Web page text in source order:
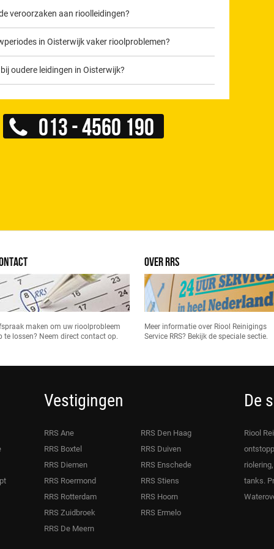
veroorzaken aan rioolleidingen?
in Oisterwijk vaker rioolproblemen?
oudere leidingen in Oisterwijk?
013 - 4560 190
maken om uw rioolprobleem
te lossen? Neem direct contact op.
OVER RRS
Meer informatie over Riool Reinigings
Service RRS? Bekijk de speciale sectie.
Vestigingen
RRS Ane
RRS Boxtel
RRS Diemen
RRS Roermond
RRS Rotterdam
RRS Zuidbroek
RRS De Meern
RRS Den Haag
RRS Duiven
RRS Enschede
RRS Stiens
RRS Hoorn
RRS Ermelo
De
Riool
tanks.